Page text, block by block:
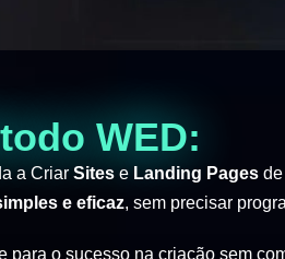
WED:
a Criar Sites e Landing Pages de
e eficaz, sem precisar
para o sucesso na criação sem